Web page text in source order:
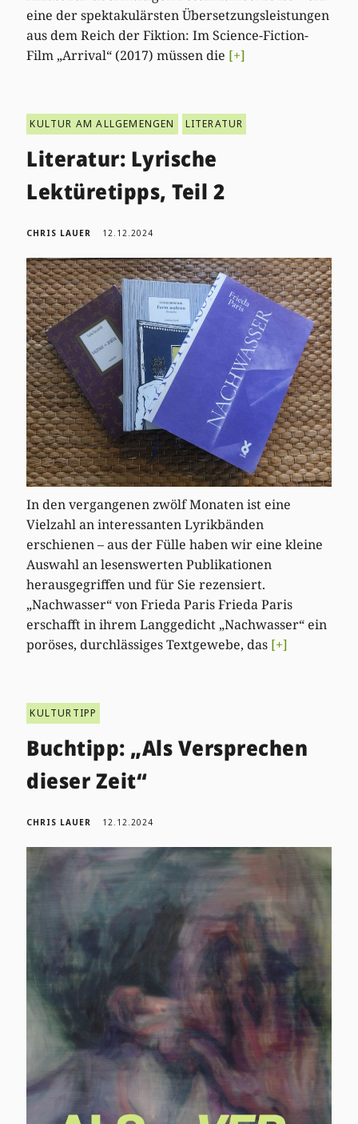
eine der spektakulärsten Übersetzungsleistungen
aus dem Reich der Fiktion: Im Science-Fiction-
Film „Arrival“ (2017) müssen die [+]
KULTUR AM ALLGEMENGEN LITERATUR
Literatur: Lyrische
Lektüretipps, Teil 2
CHRIS LAUER 12.12.2024
In den vergangenen zwölf Monaten ist eine
Vielzahl an interessanten Lyrikbänden
erschienen – aus der Fülle haben wir eine kleine
Auswahl an lesenswerten Publikationen
herausgegriffen und für Sie rezensiert.
„Nachwasser“ von Frieda Paris Frieda Paris
erschafft in ihrem Langgedicht „Nachwasser“ ein
poröses, durchlässiges Textgewebe, das [+]
KULTURTIPP
Buchtipp: „Als Versprechen
dieser Zeit“
CHRIS LAUER 12.12.2024